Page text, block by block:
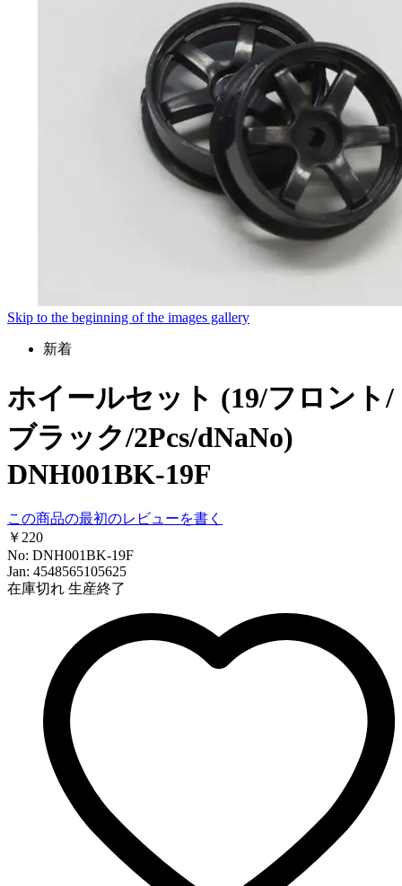
Skip to the beginning of the images gallery
新着
ホイールセット (19/フロント/
ブラック/2Pcs/dNaNo)
DNH001BK-19F
この商品の最初のレビューを書く
￥220
No: DNH001BK-19F
Jan: 4548565105625
在庫切れ 生産終了